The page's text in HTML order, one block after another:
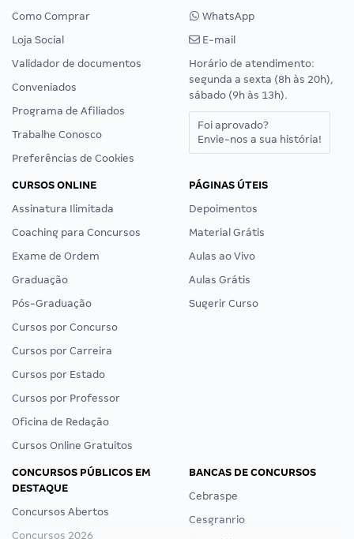
Como Comprar
Loja Social
Validador de documentos
Conveniados
Programa de Afiliados
Trabalhe Conosco
Preferências de Cookies
WhatsApp
E-mail
Horário de atendimento:
segunda a sexta (8h às 20h),
sábado (9h às 13h).
Foi aprovado?
Envie-nos a sua história!
CURSOS ONLINE
Assinatura Ilimitada
Coaching para Concursos
Exame de Ordem
Graduação
Pós-Graduação
Cursos por Concurso
Cursos por Carreira
Cursos por Estado
Cursos por Professor
Oficina de Redação
Cursos Online Gratuitos
PÁGINAS ÚTEIS
Depoimentos
Material Grátis
Aulas ao Vivo
Aulas Grátis
Sugerir Curso
CONCURSOS PÚBLICOS EM
DESTAQUE
Concursos Abertos
Concursos 2026
BANCAS DE CONCURSOS
Cebraspe
Cesgranrio